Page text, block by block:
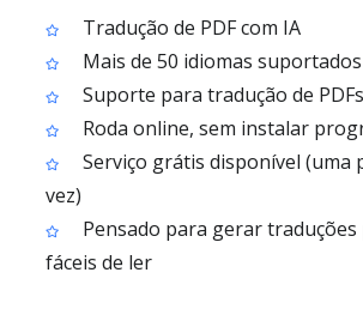
Tradução de PDF com IA
Mais de 50 idiomas suportados
Suporte para tradução de
Roda online, sem instalar
Serviço grátis disponível (uma
vez)
Pensado para gerar traduções
fáceis de ler